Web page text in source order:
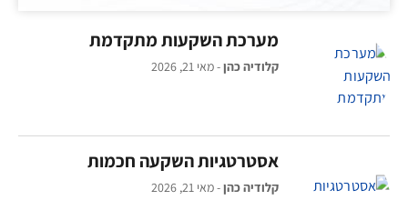
מערכת השקעות מתקדמת
קלודיה כהן מאי 21, 2026
אסטרטגיות השקעה חכמות
קלודיה כהן מאי 21, 2026